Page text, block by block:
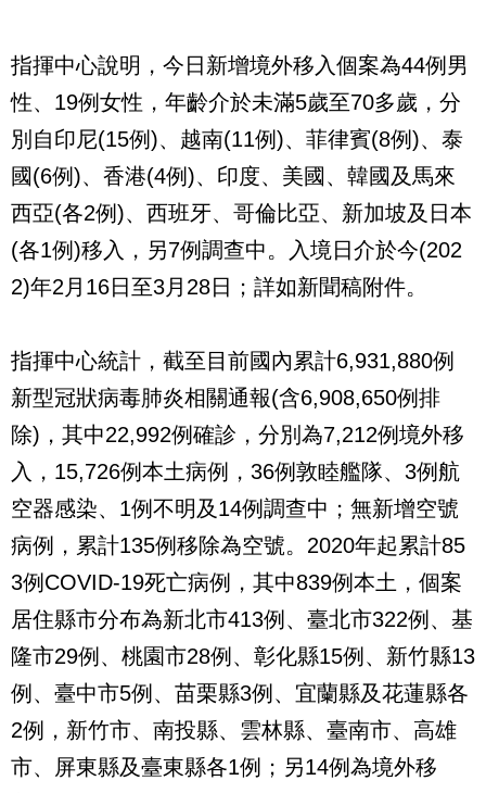
指揮中心說明，今日新增境外移入個案為44例男
性、19例女性，年齡介於未滿5歲至70多歲，分
別自印尼(15例)、越南(11例)、菲律賓(8例)、泰
國(6例)、香港(4例)、印度、美國、韓國及馬來
西亞(各2例)、西班牙、哥倫比亞、新加坡及日本
(各1例)移入，另7例調查中。入境日介於今(202
2)年2月16日至3月28日；詳如新聞稿附件。
指揮中心統計，截至目前國內累計6,931,880例
新型冠狀病毒肺炎相關通報(含6,908,650例排
除)，其中22,992例確診，分別為7,212例境外移
入，15,726例本土病例，36例敦睦艦隊、3例航
空器感染、1例不明及14例調查中；無新增空號
病例，累計135例移除為空號。2020年起累計85
3例COVID-19死亡病例，其中839例本土，個案
居住縣市分布為新北市413例、臺北市322例、基
隆市29例、桃園市28例、彰化縣15例、新竹縣13
例、臺中市5例、苗栗縣3例、宜蘭縣及花蓮縣各
2例，新竹市、南投縣、雲林縣、臺南市、高雄
市、屏東縣及臺東縣各1例；另14例為境外移